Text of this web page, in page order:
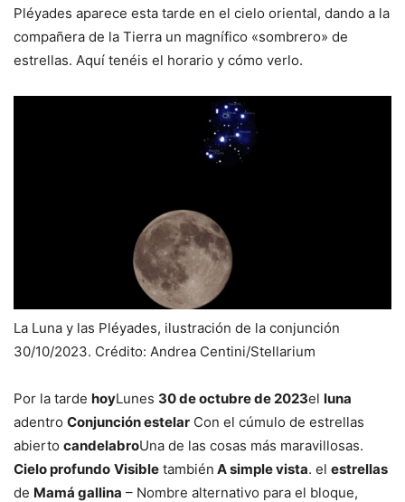
Pléyades aparece esta tarde en el cielo oriental, dando a la
compañera de la Tierra un magnífico «sombrero» de
estrellas. Aquí tenéis el horario y cómo verlo.
La Luna y las Pléyades, ilustración de la conjunción
30/10/2023. Crédito: Andrea Centini/Stellarium
Por la tarde hoyLunes 30 de octubre de 2023el luna
adentro Conjunción estelar Con el cúmulo de estrellas
abierto candelabroUna de las cosas más maravillosas.
Cielo profundo Visible también A simple vista. el estrellas
de Mamá gallina – Nombre alternativo para el bloque,